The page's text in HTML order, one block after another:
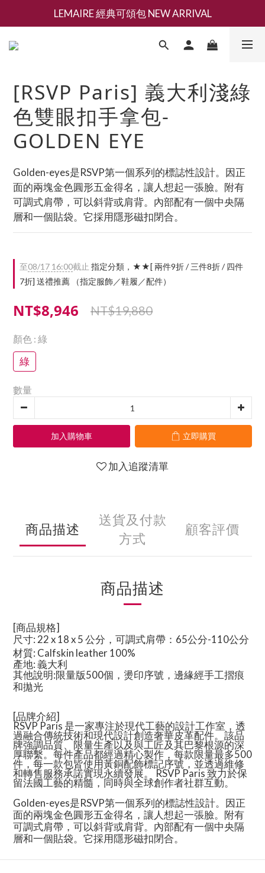
新會員募集現領抵用千元購物金
LEMAIRE 經典可頌包 NEW ARRIVAL
香氛 / 家居 / 餐廚 [ 全館折上兩件9折，三件享85折 】
[RSVP Paris] 義大利淺綠
色雙眼扣手拿包-
GOLDEN EYE
Golden-eyes是RSVP第一個系列的標誌性設計。因正
面的兩塊金色圓形五金得名，讓人想起一張臉。附有
可調式肩帶，可以斜背或肩背。內部配有一個中央隔
層和一個貼袋。它採用隱形磁扣閉合。
至08/17 16:00截止 指定分類，★★[ 兩件9折 / 三件8折 / 四件
7折] 送禮推薦 （指定服飾／鞋履／配件）
NT$8,946 NT$19,880
顏色 : 綠
綠
數量
加入購物車 立即購買
加入追蹤清單
商品描述
送貨及付款
方式
顧客評價
商品描述
[商品規格]
尺寸: 22 x 18 x 5 公分，可調式肩帶：65公分-110公分
材質: Calfskin leather 100%
產地: 義大利
其他說明:限量版500個，燙印序號，邊緣經手工摺痕
和拋光
[品牌介紹]
RSVP Paris 是一家專注於現代工藝的設計工作室，透
過融合傳統技術和現代設計創造奢華皮革配件。該品
牌強調品質、限量生產以及與工匠及其巴黎根源的深
厚聯繫。每件產品都經過精心製作，每款限量最多500
件，每一款包皆使用黃銅配飾標記序號，並透過維修
和轉售服務承諾實現永續發展。 RSVP Paris 致力於保
留法國工藝的精髓，同時與全球創作者社群互動。
Golden-eyes是RSVP第一個系列的標誌性設計。因正
面的兩塊金色圓形五金得名，讓人想起一張臉。附有
可調式肩帶，可以斜背或肩背。內部配有一個中央隔
層和一個貼袋。它採用隱形磁扣閉合。